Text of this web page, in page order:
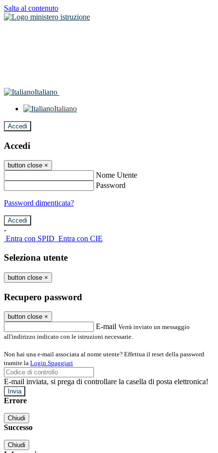
Salta al contenuto
Italiano
Italiano
Accedi
Accedi
button close ×
Nome Utente
Password
Password dimenticata?
-
Entra con SPID Entra con CIE
Seleziona utente
button close ×
Recupero password
button close ×
E-mail Verrà inviato un messaggio
all'indirizzo indicato con le istruzioni necessarie.
Non hai una e-mail associata al nome utente? Effettua il reset della password
tramite la Login Spaggiari
E-mail inviata, si prega di controllare la casella di posta elettronica!
Errore
Chiudi
Successo
Chiudi